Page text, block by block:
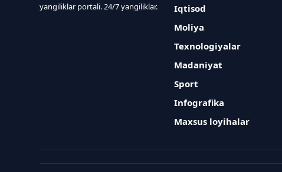
yangiliklar portali. 24/7 yangiliklar.
Iqtisod
Moliya
Texnologiyalar
Madaniyat
Sport
Infografika
Maxsus loyihalar